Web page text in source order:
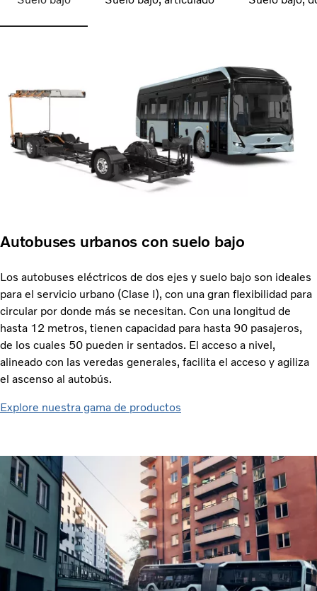
Autobuses urbanos con suelo bajo
Los autobuses eléctricos de dos ejes y suelo bajo son ideales
para el servicio urbano (Clase I), con una gran flexibilidad para
circular por donde más se necesitan. Con una longitud de
hasta 12 metros, tienen capacidad para hasta 90 pasajeros,
de los cuales 50 pueden ir sentados. El acceso a nivel,
alineado con las veredas generales, facilita el acceso y agiliza
el ascenso al autobús.
Explore nuestra gama de productos